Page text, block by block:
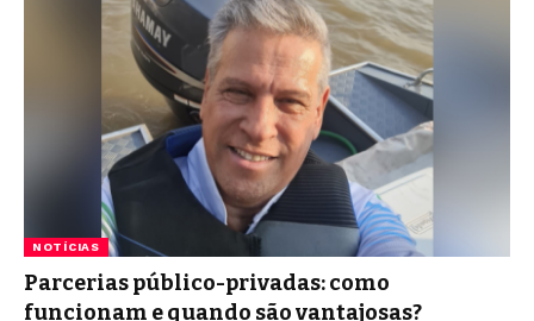
NOTÍCIAS
Parcerias público-privadas: como
funcionam e quando são vantajosas?